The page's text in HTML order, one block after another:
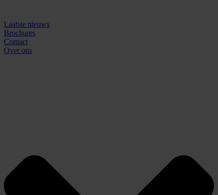
Laatste nieuws
Brochures
Contact
Over ons